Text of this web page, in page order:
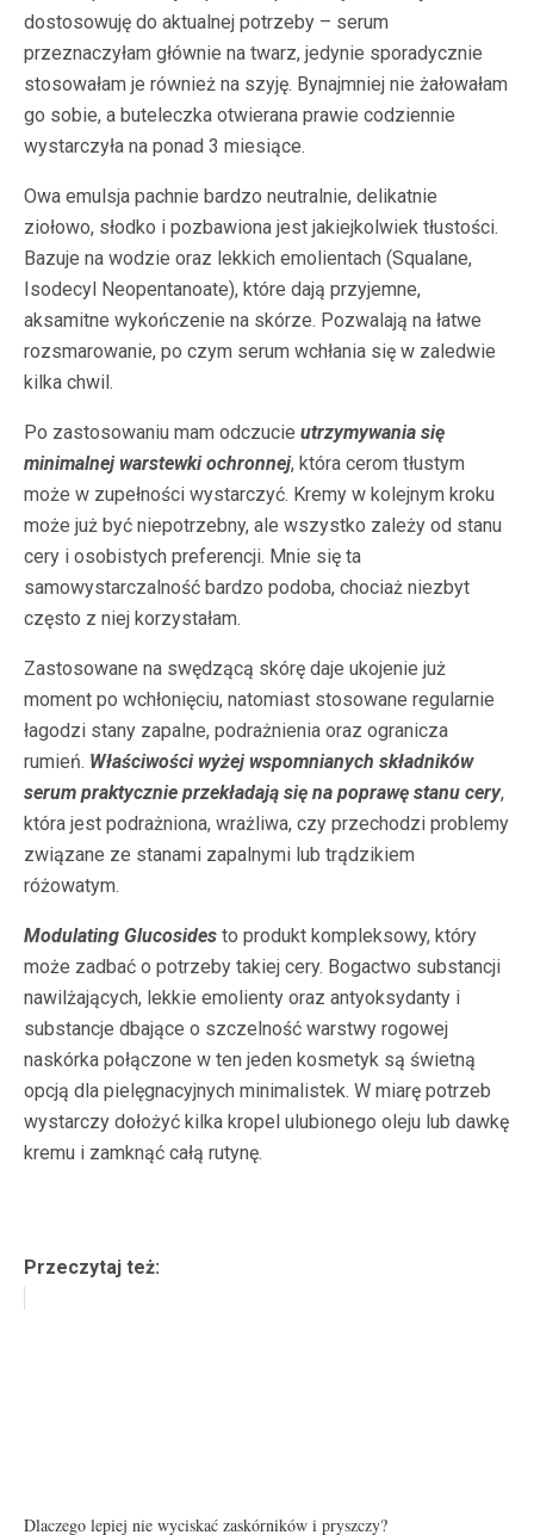
dostosowuję do aktualnej potrzeby – serum
przeznaczyłam głównie na twarz, jedynie sporadycznie
stosowałam je również na szyję. Bynajmniej nie żałowałam
go sobie, a buteleczka otwierana prawie codziennie
wystarczyła na ponad 3 miesiące.
Owa emulsja pachnie bardzo neutralnie, delikatnie
ziołowo, słodko i pozbawiona jest jakiejkolwiek tłustości.
Bazuje na wodzie oraz lekkich emolientach (Squalane,
Isodecyl Neopentanoate), które dają przyjemne,
aksamitne wykończenie na skórze. Pozwalają na łatwe
rozsmarowanie, po czym serum wchłania się w zaledwie
kilka chwil.
Po zastosowaniu mam odczucie utrzymywania się
minimalnej warstewki ochronnej, która cerom tłustym
może w zupełności wystarczyć. Kremy w kolejnym kroku
może już być niepotrzebny, ale wszystko zależy od stanu
cery i osobistych preferencji. Mnie się ta
samowystarczalność bardzo podoba, chociaż niezbyt
często z niej korzystałam.
Zastosowane na swędzącą skórę daje ukojenie już
moment po wchłonięciu, natomiast stosowane regularnie
łagodzi stany zapalne, podrażnienia oraz ogranicza
rumień. Właściwości wyżej wspomnianych składników
serum praktycznie przekładają się na poprawę stanu cery,
która jest podrażniona, wrażliwa, czy przechodzi problemy
związane ze stanami zapalnymi lub trądzikiem
różowatym.
Modulating Glucosides to produkt kompleksowy, który
może zadbać o potrzeby takiej cery. Bogactwo substancji
nawilżających, lekkie emolienty oraz antyoksydanty i
substancje dbające o szczelność warstwy rogowej
naskórka połączone w ten jeden kosmetyk są świetną
opcją dla pielęgnacyjnych minimalistek. W miarę potrzeb
wystarczy dołożyć kilka kropel ulubionego oleju lub dawkę
kremu i zamknąć całą rutynę.
Przeczytaj też:
Dlaczego lepiej nie wyciskać zaskórników i pryszczy?